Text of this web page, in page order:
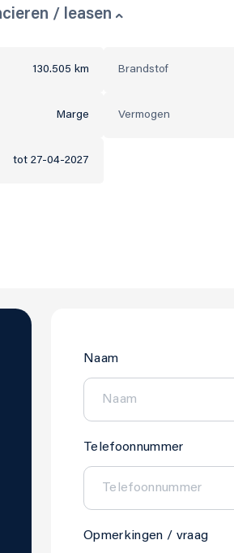
/ leasen
130.505 km Brandstof
Marge Vermogen
tot 27-04-2027
Naam
Telefoonnummer
Opmerkingen / vraag